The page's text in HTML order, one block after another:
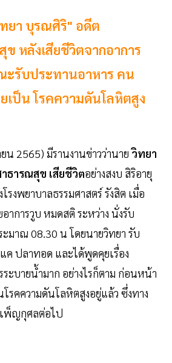
ยา บุรณศิริ" อดีต
ข หลังเสียชีวิตจากอาการ
รับประทานอาหาร คน
เป็น โรคความดันโลหิตสูง
น 2565) มีรานงานข่าวว่านายวิทยา
ธารณสุข เสียชีวิตอย่างสงบ สิริอายุ
รงพยาบาลธรรมศาสตร์ รังสิต เมื่อ
าการวูบ หมดสติ ระหว่าง นั่งรับ
ะมาณ 08.30 น โดยนายวิทยา รับ
ปลาทอด และได้พูดคุยเรื่อง
บายน้ำมาก อย่างไรก็ตาม ก่อนหน้า
รคความดันโลหิตสูงอยู่แล้ว ซึ่งทาง
พ็ญกุศลต่อไป